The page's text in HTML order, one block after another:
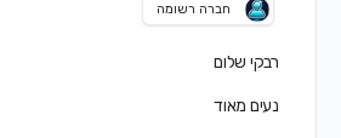
חברה רשומה
רבקי שלום
נעים מאוד